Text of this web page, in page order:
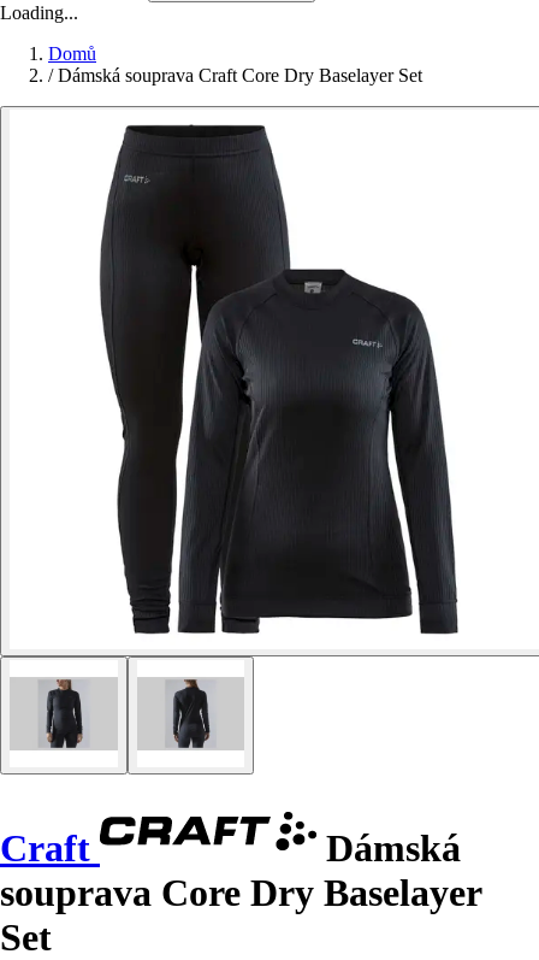
Loading...
Domů
/ Dámská souprava Craft Core Dry Baselayer Set
Craft
Dámská
souprava Core Dry Baselayer
Set